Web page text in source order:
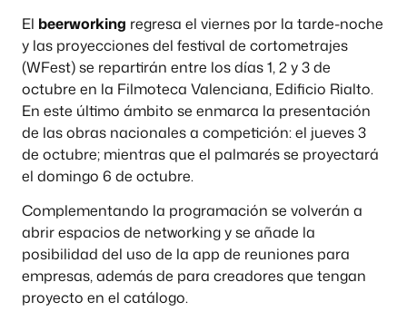
El beerworking regresa el viernes por la tarde-noche
y las proyecciones del festival de cortometrajes
(WFest) se repartirán entre los días 1, 2 y 3 de
octubre en la Filmoteca Valenciana, Edificio Rialto.
En este último ámbito se enmarca la presentación
de las obras nacionales a competición: el jueves 3
de octubre; mientras que el palmarés se proyectará
el domingo 6 de octubre.
Complementando la programación se volverán a
abrir espacios de networking y se añade la
posibilidad del uso de la app de reuniones para
empresas, además de para creadores que tengan
proyecto en el catálogo.